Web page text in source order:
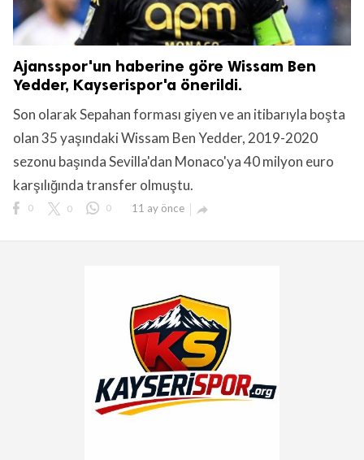
Ajansspor'un haberine göre Wissam Ben
Yedder, Kayserispor'a önerildi.
Son olarak Sepahan forması giyen ve an itibarıyla boşta
olan 35 yaşındaki Wissam Ben Yedder, 2019-2020
sezonu başında Sevilla'dan Monaco'ya 40 milyon euro
karşılığında transfer olmuştu.
0 0 0 11 ay önce 